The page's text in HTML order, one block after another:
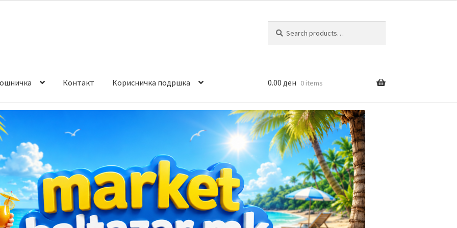
for:
Контакт Корисничка подршка
и начин на плаќање
на производ Услови за користење
0.00 ден 0 items